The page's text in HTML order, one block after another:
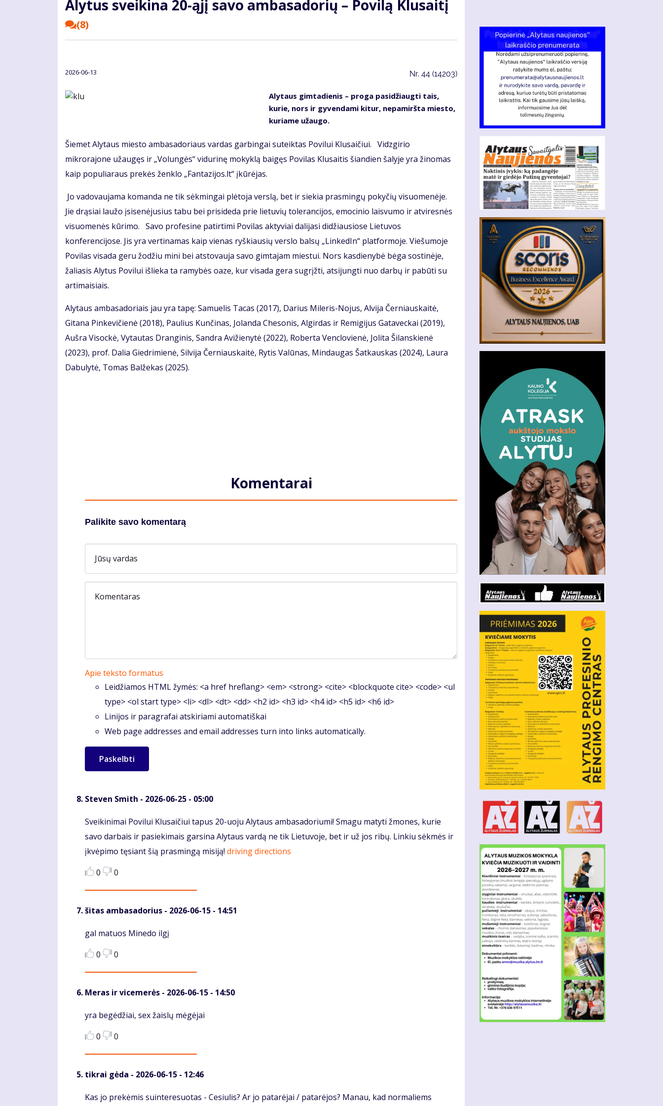
Alytus sveikina 20-ąjį savo ambasadorių – Povilą Klusaitį
(8)
2026-06-13 Nr. 44 (14203)
Alytaus gimtadienis – proga pasidžiaugti tais,
kurie, nors ir gyvendami kitur, nepamiršta miesto,
kuriame užaugo.
Šiemet Alytaus miesto ambasadoriaus vardas garbingai suteiktas Povilui Klusaičiui. Vidzgirio
mikrorajone užaugęs ir „Volungės“ vidurinę mokyklą baigęs Povilas Klusaitis šiandien šalyje yra žinomas
kaip populiaraus prekės ženklo „Fantazijos.lt“ įkūrėjas.
Jo vadovaujama komanda ne tik sėkmingai plėtoja verslą, bet ir siekia prasmingų pokyčių visuomenėje.
Jie drąsiai laužo įsisenėjusius tabu bei prisideda prie lietuvių tolerancijos, emocinio laisvumo ir atviresnės
visuomenės kūrimo. Savo profesine patirtimi Povilas aktyviai dalijasi didžiausiose Lietuvos
konferencijose. Jis yra vertinamas kaip vienas ryškiausių verslo balsų „LinkedIn“ platformoje. Viešumoje
Povilas visada geru žodžiu mini bei atstovauja savo gimtajam miestui. Nors kasdienybė bėga sostinėje,
žaliasis Alytus Povilui išlieka ta ramybės oaze, kur visada gera sugrįžti, atsijungti nuo darbų ir pabūti su
artimaisiais.
Alytaus ambasadoriais jau yra tapę: Samuelis Tacas (2017), Darius Mileris-Nojus, Alvija Černiauskaitė,
Gitana Pinkevičienė (2018), Paulius Kunčinas, Jolanda Chesonis, Algirdas ir Remigijus Gataveckai (2019),
Aušra Visockė, Vytautas Dranginis, Sandra Avižienytė (2022), Roberta Venclovienė, Jolita Šilanskienė
(2023), prof. Dalia Giedrimienė, Silvija Černiauskaitė, Rytis Valūnas, Mindaugas Šatkauskas (2024), Laura
Dabulytė, Tomas Balžekas (2025).
Komentarai
Palikite savo komentarą
Jūsų vardas
Komentaras
Apie teksto formatus
Leidžiamos HTML žymės: <a href hreflang> <em> <strong> <cite> <blockquote cite> <code> <ul
type> <ol start type> <li> <dl> <dt> <dd> <h2 id> <h3 id> <h4 id> <h5 id> <h6 id>
Linijos ir paragrafai atskiriami automatiškai
Web page addresses and email addresses turn into links automatically.
Steven Smith - 2026-06-25 - 05:00
Komentaras
Sveikinimai Povilui Klusaičiui tapus 20-uoju Alytaus ambasadoriumi! Smagu matyti žmones, kurie
savo darbais ir pasiekimais garsina Alytaus vardą ne tik Lietuvoje, bet ir už jos ribų. Linkiu sėkmės ir
įkvėpimo tęsiant šią prasmingą misiją! driving directions
0
0
šitas ambasadorius - 2026-06-15 - 14:51
Komentaras
gal matuos Minedo ilgį
0
0
Meras ir vicemerės - 2026-06-15 - 14:50
Komentaras
yra begėdžiai, sex žaislų mėgėjai
0
0
tikrai gėda - 2026-06-15 - 12:46
Komentaras
Kas jo prekėmis suinteresuotas - Cesiulis? Ar jo patarėjai / patarėjos? Manau, kad normaliems